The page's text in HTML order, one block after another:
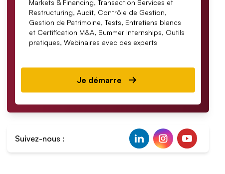
Markets & Financing, Transaction Services et
Restructuring, Audit, Contrôle de Gestion,
Gestion de Patrimoine, Tests, Entretiens blancs
et Certification M&A, Summer Internships, Outils
pratiques, Webinaires avec des experts
Je démarre
Suivez-nous :